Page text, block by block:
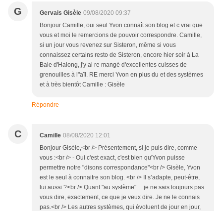
G Gervais Gisèle 09/08/2020 09:37
Bonjour Camille, oui seul Yvon connaît son blog et c vrai que
vous et moi le remercions de pouvoir correspondre. Camille,
si un jour vous revenez sur Sisteron, même si vous
connaissez certains resto de Sisteron, encore hier soir à La
Baie d'Halong, j'y ai re mangé d'excellentes cuisses de
grenouilles à l"aïl. RE merci Yvon en plus du et des systèmes
et à très bientôt Camille : Gisèle
Répondre
C Camille 08/08/2020 12:01
Bonjour Gisèle,<br /> Présentement, si je puis dire, comme
vous :<br /> - Oui c'est exact, c'est bien qu'Yvon puisse
permettre notre "disons correspondance"<br /> Gisèle, Yvon
est le seul à connaitre son blog. <br /> Il s’adapte, peut-être,
lui aussi ?<br /> Quant "au système"… je ne sais toujours pas
vous dire, exactement, ce que je veux dire. Je ne le connais
pas.<br /> Les autres systèmes, qui évoluent de jour en jour,